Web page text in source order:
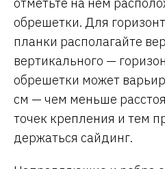
отметьте на нем
обрешетки. Для
планки располагайте
вертикального —
обрешетки может
см — чем меньше
точек крепления и тем
держаться сайдинг.